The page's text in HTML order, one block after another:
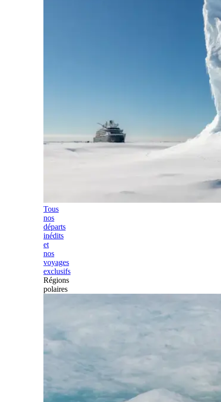
Tous
nos
départs
inédits
et
nos
voyages
exclusifs
Régions
polaires